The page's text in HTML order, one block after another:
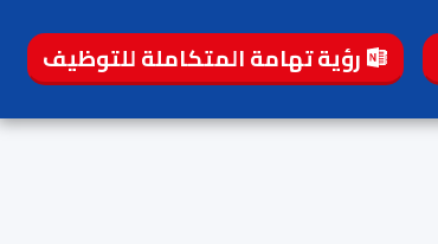
رؤية تهامة المتكاملة للتوظيف